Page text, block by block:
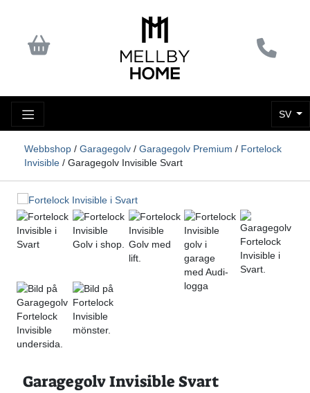
SV
Webbshop / Garagegolv / Garagegolv Premium / Fortelock
Invisible / Garagegolv Invisible Svart
Garagegolv Invisible Svart